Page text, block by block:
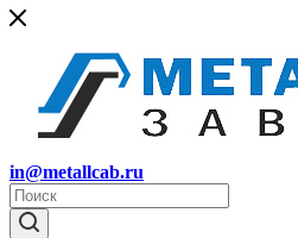
in@metallcab.ru